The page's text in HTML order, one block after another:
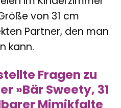
von 31 cm
Partner, den man
kann.
Fragen zu
»Bär Sweety, 31
Mimikfalte